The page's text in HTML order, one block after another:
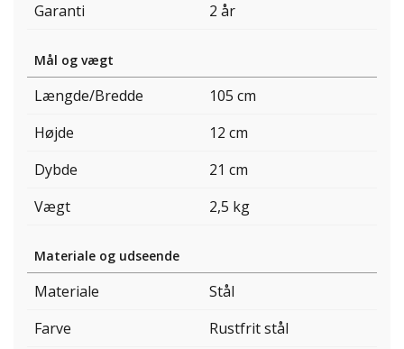
Garanti
2 år
Mål og vægt
Længde/Bredde
105 cm
Højde
12 cm
Dybde
21 cm
Vægt
2,5 kg
Materiale og udseende
Materiale
Stål
Farve
Rustfrit stål